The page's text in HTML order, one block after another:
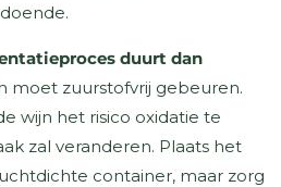
duurt dan
moet zuurstofvrij gebeuren.
wijn het risico oxidatie te
zal veranderen. Plaats het
container, maar zorg